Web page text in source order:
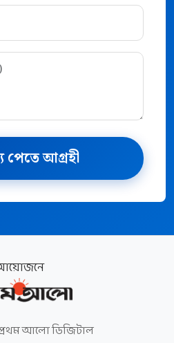
পেতে আগ্রহী
আলো ডিজিটাল